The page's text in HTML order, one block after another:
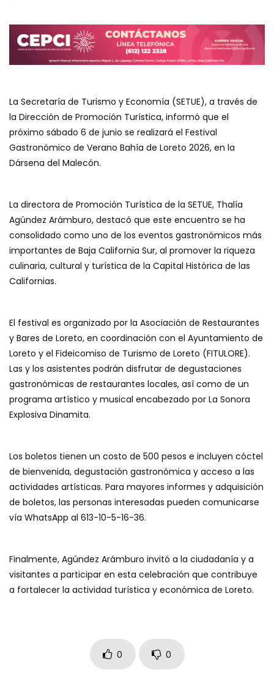
La Secretaría de Turismo y Economía (SETUE), a través de
la Dirección de Promoción Turística, informó que el
próximo sábado 6 de junio se realizará el Festival
Gastronómico de Verano Bahía de Loreto 2026, en la
Dársena del Malecón.
La directora de Promoción Turística de la SETUE, Thalía
Agúndez Arámburo, destacó que este encuentro se ha
consolidado como uno de los eventos gastronómicos más
importantes de Baja California Sur, al promover la riqueza
culinaria, cultural y turística de la Capital Histórica de las
Californias.
El festival es organizado por la Asociación de Restaurantes
y Bares de Loreto, en coordinación con el Ayuntamiento de
Loreto y el Fideicomiso de Turismo de Loreto (FITULORE).
Las y los asistentes podrán disfrutar de degustaciones
gastronómicas de restaurantes locales, así como de un
programa artístico y musical encabezado por La Sonora
Explosiva Dinamita.
Los boletos tienen un costo de 500 pesos e incluyen cóctel
de bienvenida, degustación gastronómica y acceso a las
actividades artísticas. Para mayores informes y adquisición
de boletos, las personas interesadas pueden comunicarse
vía WhatsApp al 613-10-5-16-36.
Finalmente, Agúndez Arámburo invitó a la ciudadanía y a
visitantes a participar en esta celebración que contribuye
a fortalecer la actividad turística y económica de Loreto.
0 0